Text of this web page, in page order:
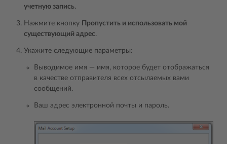
учетную запись.
Нажмите кнопку
Пропустить и использовать мой
существующий адрес.
Укажите следующие параметры:
Выводимое имя ― имя, которое будет отображаться
в качестве отправителя всех отсылаемых вами
сообщений.
Ваш адрес электронной почты и пароль.